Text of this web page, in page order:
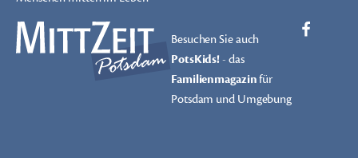
Besuchen Sie auch
PotsKids!- das
Familienmagazinfür
Potsdam und Umgebung